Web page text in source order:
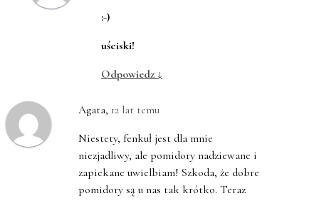
:-)
uściski!
Odpowiedz ↓
Agata, 12 lat temu
Niestety, fenkuł jest dla mnie
niezjadliwy, ale pomidory nadziewane i
zapiekane uwielbiam! Szkoda, że dobre
pomidory są u nas tak krótko. Teraz